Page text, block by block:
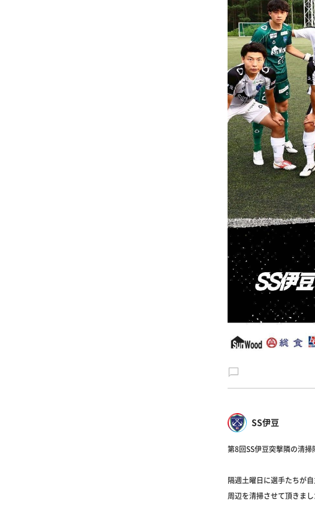
SS伊豆
第8回SS伊豆突撃隣の清掃
隔週土曜日に選手たちが
周辺を清掃させて頂きま